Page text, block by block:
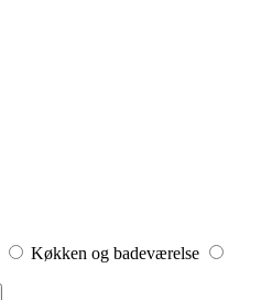
Køkken og badeværelse